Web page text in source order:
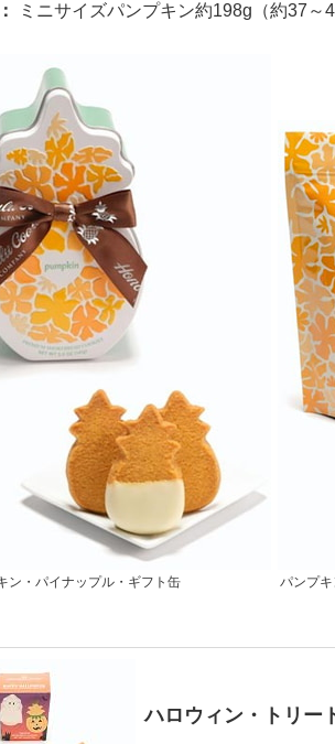
ミニサイズパンプキン約198g（約37～
ン・パイナップル・ギフト缶 パンプ
ハロウィン・トリー